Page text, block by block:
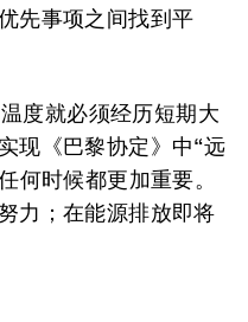
先事项之间找到平
度就必须经历短期大
现《巴黎协定》中“远
何时候都更加重要。
力；在能源排放即将